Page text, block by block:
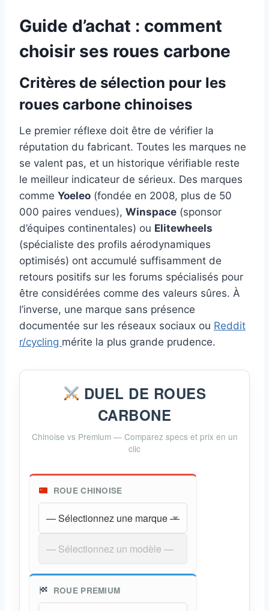
Guide d’achat : comment
choisir ses roues carbone
Critères de sélection pour les
roues carbone chinoises
Le premier réflexe doit être de vérifier la
réputation du fabricant. Toutes les marques ne
se valent pas, et un historique vérifiable reste
le meilleur indicateur de sérieux. Des marques
comme Yoeleo (fondée en 2008, plus de 50
000 paires vendues), Winspace (sponsor
d’équipes continentales) ou Elitewheels
(spécialiste des profils aérodynamiques
optimisés) ont accumulé suffisamment de
retours positifs sur les forums spécialisés pour
être considérées comme des valeurs sûres. À
l’inverse, une marque sans présence
documentée sur les réseaux sociaux ou Reddit
r/cycling mérite la plus grande prudence.
DUEL DE ROUES
CARBONE
Chinoise vs Premium — Comparez specs et prix en un
clic
ROUE CHINOISE
ROUE PREMIUM